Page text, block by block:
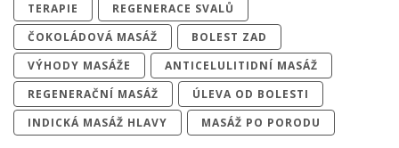
TERAPIE
REGENERACE SVALŮ
ČOKOLÁDOVÁ MASÁŽ
BOLEST ZAD
VÝHODY MASÁŽE
ANTICELULITIDNÍ MASÁŽ
REGENERAČNÍ MASÁŽ
ÚLEVA OD BOLESTI
INDICKÁ MASÁŽ HLAVY
MASÁŽ PO PORODU